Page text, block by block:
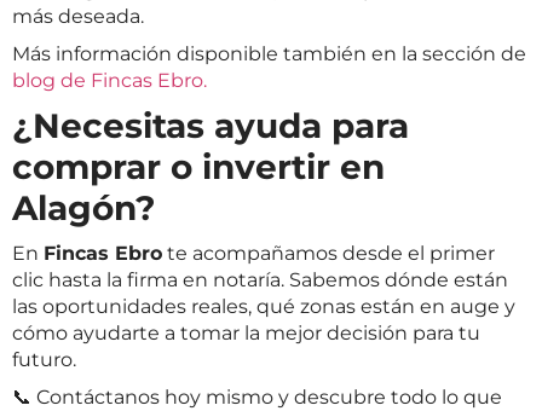
más deseada.
Más información disponible también en la sección de
blog de Fincas Ebro.
¿Necesitas ayuda para
comprar o invertir en
Alagón?
En Fincas Ebro te acompañamos desde el primer
clic hasta la firma en notaría. Sabemos dónde están
las oportunidades reales, qué zonas están en auge y
cómo ayudarte a tomar la mejor decisión para tu
futuro.
📞 Contáctanos hoy mismo y descubre todo lo que